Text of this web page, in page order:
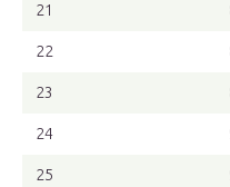
21
22
23
24
25